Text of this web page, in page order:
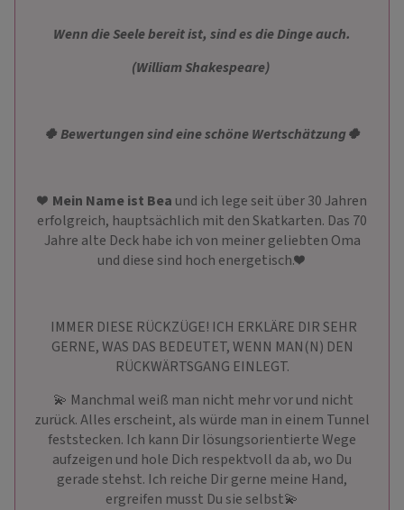
Wenn die Seele bereit ist, sind es die Dinge auch.
(William Shakespeare)
🍀 Bewertungen sind eine schöne Wertschätzung🍀
❤ ️Mein Name ist Bea und ich lege seit über 30 Jahren
erfolgreich, hauptsächlich mit den Skatkarten. Das 70
Jahre alte Deck habe ich von meiner geliebten Oma
und diese sind hoch energetisch.❤ ️
IMMER DIESE RÜCKZÜGE! ICH ERKLÄRE DIR SEHR
GERNE, WAS DAS BEDEUTET, WENN MAN(N) DEN
RÜCKWÄRTSGANG EINLEGT.
💫 Manchmal weiß man nicht mehr vor und nicht
zurück. Alles erscheint, als würde man in einem Tunnel
feststecken. Ich kann Dir lösungsorientierte Wege
aufzeigen und hole Dich respektvoll da ab, wo Du
gerade stehst. Ich reiche Dir gerne meine Hand,
ergreifen musst Du sie selbst💫